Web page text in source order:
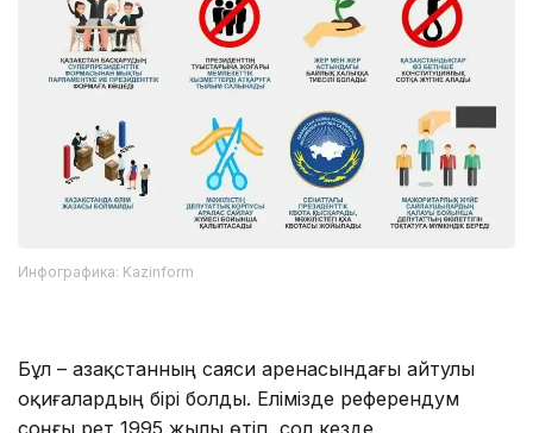
Инфографика: Kazinform
Бұл – Қазақстанның саяси аренасындағы айтулы
оқиғалардың бірі болды. Елімізде референдум
соңғы рет 1995 жылы өтіп, сол кезде